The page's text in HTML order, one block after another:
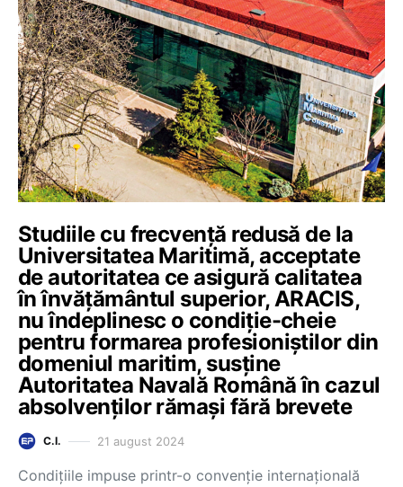
Studiile cu frecvență redusă de la
Universitatea Maritimă, acceptate
de autoritatea ce asigură calitatea
în învățământul superior, ARACIS,
nu îndeplinesc o condiție-cheie
pentru formarea profesioniștilor din
domeniul maritim, susține
Autoritatea Navală Română în cazul
absolvenților rămași fără brevete
C.I. 21 august 2024
Condițiile impuse printr-o convenție internațională